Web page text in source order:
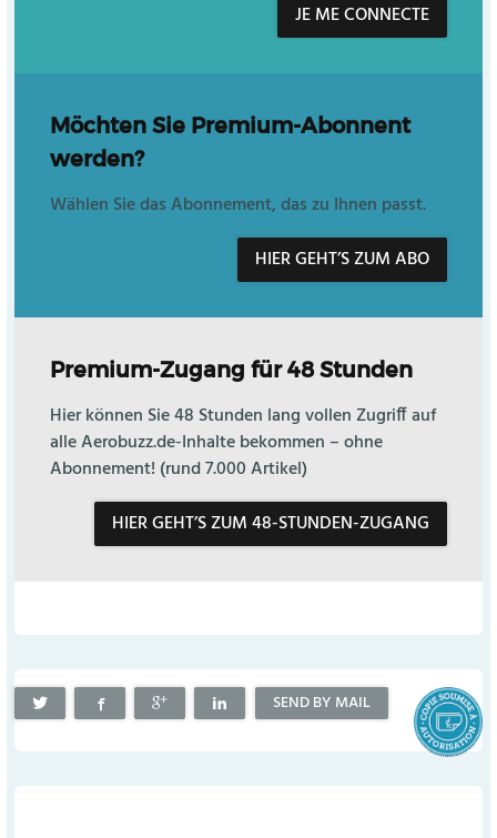
JE ME CONNECTE
Möchten Sie Premium-Abonnent
werden?
Wählen Sie das Abonnement, das zu Ihnen passt.
HIER GEHT’S ZUM ABO
Premium-Zugang für 48 Stunden
Hier können Sie 48 Stunden lang vollen Zugriff auf
alle Aerobuzz.de-Inhalte bekommen – ohne
Abonnement! (rund 7.000 Artikel)
HIER GEHT’S ZUM 48-STUNDEN-ZUGANG
SEND BY MAIL